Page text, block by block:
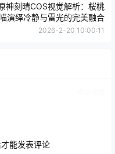
神刻晴COS视觉解析：桜桃
喵演绎冷静与雷光的完美融合
2026-2-20 10:00:11
能发表评论